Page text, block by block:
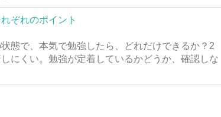
ぞれのポイント
態で、本気で勉強したら、どれだけできるか？2
にくい。勉強が定着しているかどうか、確認しな